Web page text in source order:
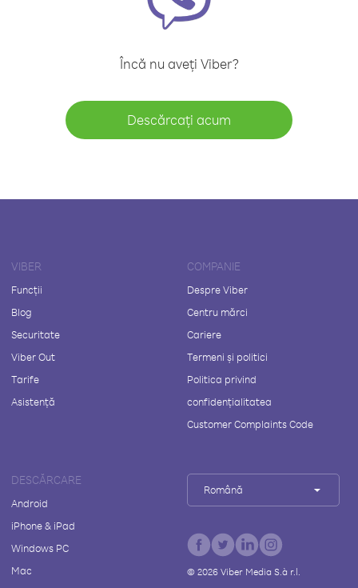
Încă nu aveți Viber?
Descărcați acum
VIBER
Funcții
Blog
Securitate
Viber Out
Tarife
Asistență
COMPANIE
Despre Viber
Centru mărci
Cariere
Termeni și politici
Politica privind
confidențialitatea
Customer Complaints Code
DESCĂRCARE
Android
iPhone & iPad
Windows PC
Mac
Română
© 2026Viber Media S.à r.l.